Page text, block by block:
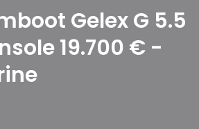
Gelex G 5.5
19.700 € -